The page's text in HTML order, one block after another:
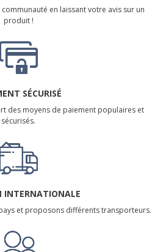
en laissant votre avis sur un
produit !
SÉCURISÉ
des moyens de paiement populaires et
sécurisés.
INTERNATIONALE
et proposons différents transporteurs.